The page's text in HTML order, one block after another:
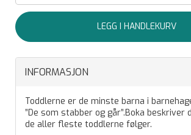
LEGG I HANDLEKURV
INFORMASJON
Toddlerne er de minste barna i
”De som stabber og går”.Boka beskriver
de aller fleste toddlerne følger.